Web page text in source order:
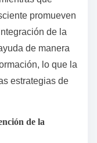
promueven
de la
de manera
lo que la
estrategias de
de la